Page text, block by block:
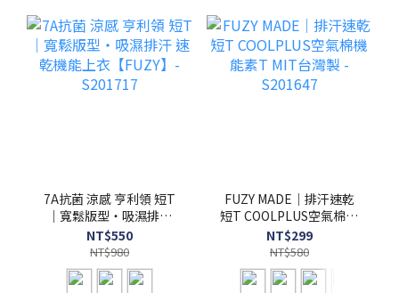
7A抗菌 涼感 亨利領 短T
｜寬鬆版型・吸濕排汗
速乾機能上衣【FUZY】-
S201717
NT$550
NT$980
FUZY MADE｜排汗速乾
短T COOLPLUS空氣棉機
能素T MIT台灣製 -
S201647
NT$299
NT$580